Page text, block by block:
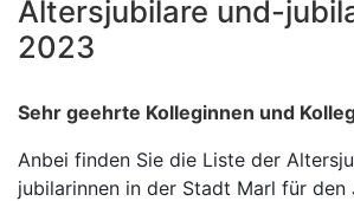
Altersjubilare und-
2023
Sehr geehrte Kolleginnen und
Anbei finden Sie die Liste der
jubilarinnen in der Stadt Marl für den